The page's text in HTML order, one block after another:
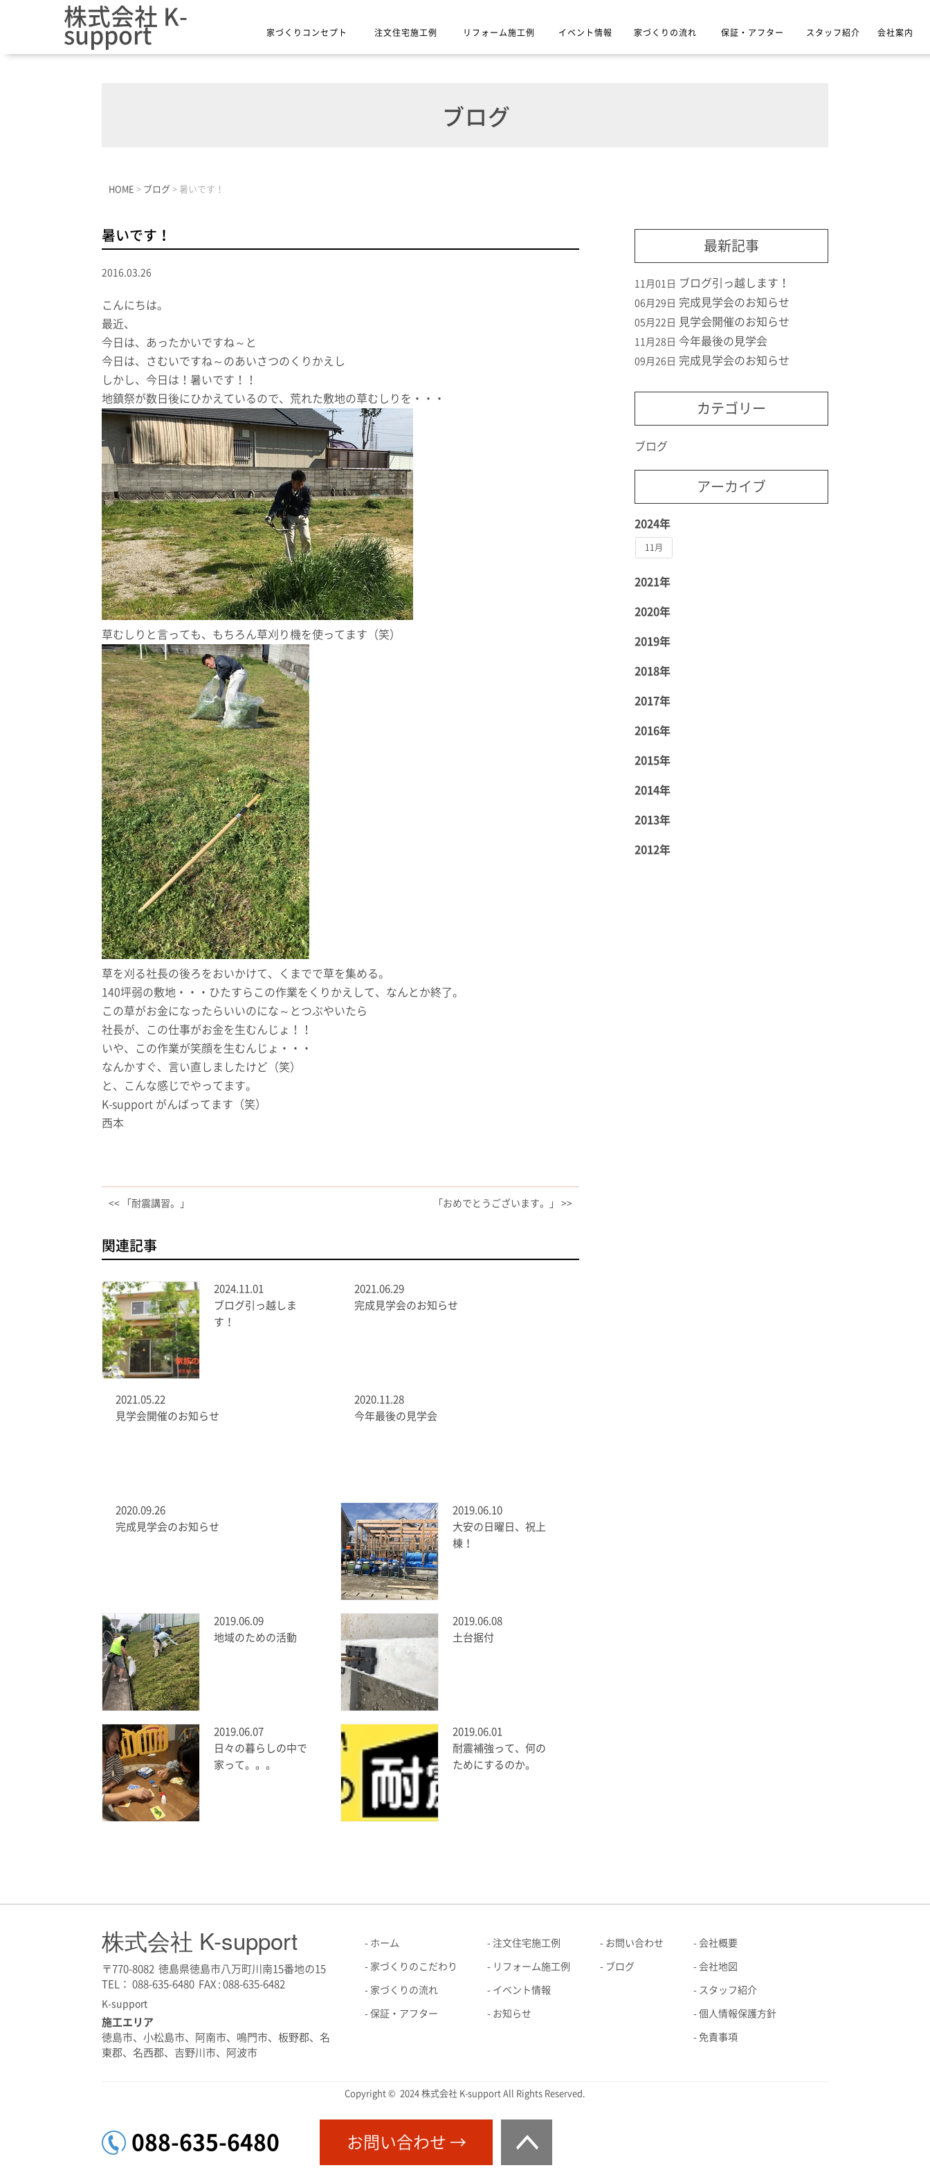
株式会社 K-
support 家づくりコンセプト 注文住宅施工例 リフォーム施工例 イベント情報 家づくりの流れ 保証・アフター スタッフ紹介 会社案内
ブログ
HOME > ブログ > 暑いです！
暑いです！
2016.03.26
こんにちは。
最近、
今日は、あったかいですね～と
今日は、さむいですね～のあいさつのくりかえし
しかし、今日は！暑いです！！
地鎮祭が数日後にひかえているので、荒れた敷地の草むしりを・・・
草むしりと言っても、もちろん草刈り機を使ってます（笑）
草を刈る社長の後ろをおいかけて、くまでで草を集める。
140坪弱の敷地・・・ひたすらこの作業をくりかえして、なんとか終了。
この草がお金になったらいいのにな～とつぶやいたら
社長が、この仕事がお金を生むんじょ！！
いや、この作業が笑顔を生むんじょ・・・
なんかすぐ、言い直しましたけど（笑）
と、こんな感じでやってます。
K-support がんばってます（笑）
西本
<< 「耐震講習。」 「おめでとうございます。」 >>
関連記事
2024.11.01
ブログ引っ越しま
す！
2021.06.29
完成見学会のお知らせ
2021.05.22
見学会開催のお知らせ
2020.11.28
今年最後の見学会
2020.09.26
完成見学会のお知らせ
2019.06.10
大安の日曜日、祝上
棟！
2019.06.09
地域のための活動
2019.06.08
土台据付
2019.06.07
日々の暮らしの中で
家って。。。
2019.06.01
耐震補強って、何の
ためにするのか。
最新記事
11月01日 ブログ引っ越します！
06月29日 完成見学会のお知らせ
05月22日 見学会開催のお知らせ
11月28日 今年最後の見学会
09月26日 完成見学会のお知らせ
カテゴリー
ブログ
アーカイブ
2024年
11月
2021年
2020年
2019年
2018年
2017年
2016年
2015年
2014年
2013年
2012年
ホーム
家づくりのこだわり
家づくりの流れ
保証・アフター
注文住宅施工例
リフォーム施工例
イベント情報
お知らせ
お問い合わせ
ブログ
会社概要
会社地図
スタッフ紹介
個人情報保護方針
免責事項
株式会社 K-support
〒770-8082 徳島県徳島市八万町川南15番地の15
TEL： 088-635-6480 FAX : 088-635-6482
K-support
施工エリア
徳島市、小松島市、阿南市、鳴門市、板野郡、名
東郡、名西郡、吉野川市、阿波市
Copyright © 2024 株式会社 K-support All Rights Reserved.
088-635-6480 お問い合わせ →